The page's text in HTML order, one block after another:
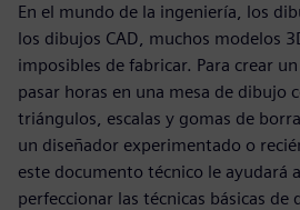
En el mundo de la ingeniería, los
los dibujos CAD, muchos modelos
imposibles de fabricar. Para crear
pasar horas en una mesa de dibujo
triángulos, escalas y gomas de
un diseñador experimentado o
este documento técnico le ayudará
perfeccionar las técnicas básicas